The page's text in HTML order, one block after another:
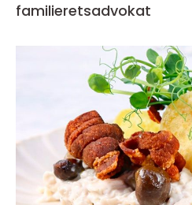
familieretsadvokat